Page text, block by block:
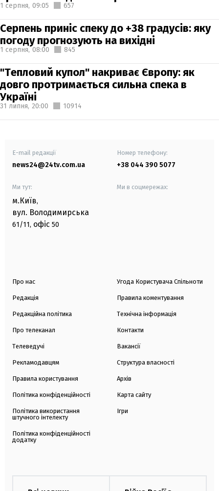
1 серпня, 09:05 657
Серпень приніс спеку до +38 градусів: яку
погоду прогнозують на вихідні
1 серпня, 08:00 845
"Тепловий купол" накриває Європу: як
довго протримається сильна спека в
Україні
31 липня, 20:00 10914
E-mail редакції
news24@24tv.com.ua
Номер телефону:
+38 044 390 5077
Ми тут:
м.Київ,
вул. Володимирська
61/11, офіс 50
Ми в соцмережах:
Про нас
Редакція
Редакційна політика
Про телеканал
Телеведучі
Рекламодавцям
Правила користування
Політика конфіденційності
Політика використання
штучного інтелекту
Політика конфіденційності
додатку
Угода Користувача Спільноти
Правила коментування
Технічна інформація
Контакти
Вакансії
Структура власності
Архів
Карта сайту
Ігри